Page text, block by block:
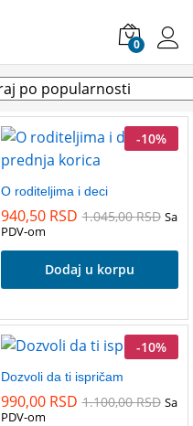
0
-10%
O roditeljima i deci
940,50 RSD 1.045,00RSD Sa
PDV-om
Dodaj u korpu
-10%
Dozvoli da ti ispričam
990,00 RSD 1.100,00RSD Sa
PDV-om